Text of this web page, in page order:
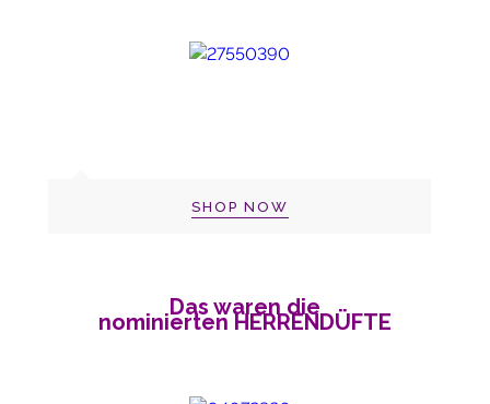
SHOP NOW
Das waren die
nominiertenHERRENDÜFTE